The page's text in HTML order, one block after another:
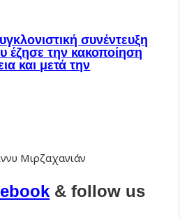
συνέντευξη
έζησε την κακοποίηση
και μετά την
Μιρζαχανιάν
& follow us